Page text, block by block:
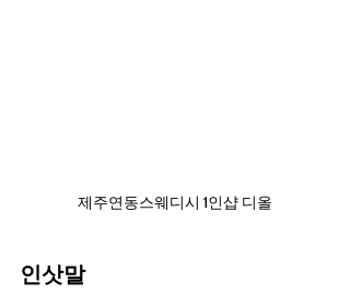
제주연동스웨디시 1인샵 디올
인삿말